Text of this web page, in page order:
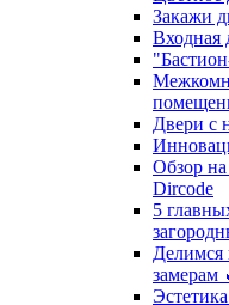
Закажи
Входная
Двери с
Обзор
Dircode
5
замерам